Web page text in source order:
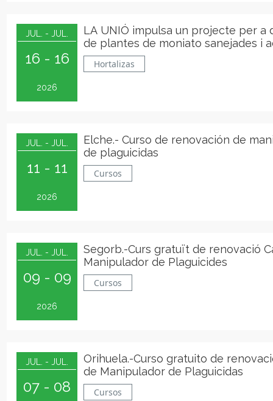
JUL. - JUL.
16 - 16
2026
LA UNIÓ impulsa un projecte per a
de plantes de moniato sanejades i
a les condicions de cultiu
Hortalizas
JUL. - JUL.
11 - 11
2026
Elche.- Curso de renovación de
de plaguicidas
Cursos
JUL. - JUL.
09 - 09
2026
Segorb.-Curs gratuït de renovació
Manipulador de Plaguicides
Cursos
JUL. - JUL.
07 - 08
Orihuela.-Curso gratuito de
de Manipulador de Plaguicidas
Cursos